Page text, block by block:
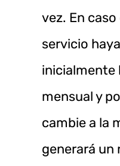
vez. En
servicio
inicialmente
mensual y
cambie a la
generará un